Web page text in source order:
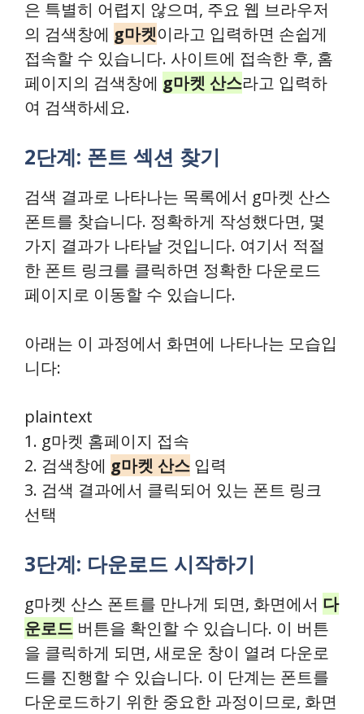
은 특별히 어렵지 않으며, 주요 웹 브라우저
의 검색창에 g마켓이라고 입력하면 손쉽게
접속할 수 있습니다. 사이트에 접속한 후, 홈
페이지의 검색창에 g마켓 산스라고 입력하
여 검색하세요.
2단계: 폰트 섹션 찾기
검색 결과로 나타나는 목록에서 g마켓 산스
폰트를 찾습니다. 정확하게 작성했다면, 몇
가지 결과가 나타날 것입니다. 여기서 적절
한 폰트 링크를 클릭하면 정확한 다운로드
페이지로 이동할 수 있습니다.
아래는 이 과정에서 화면에 나타나는 모습입
니다:
plaintext
1. g마켓 홈페이지 접속
2. 검색창에 g마켓 산스 입력
3. 검색 결과에서 클릭되어 있는 폰트 링크
선택
3단계: 다운로드 시작하기
g마켓 산스 폰트를 만나게 되면, 화면에서 다
운로드 버튼을 확인할 수 있습니다. 이 버튼
을 클릭하게 되면, 새로운 창이 열려 다운로
드를 진행할 수 있습니다. 이 단계는 폰트를
다운로드하기 위한 중요한 과정이므로, 화면